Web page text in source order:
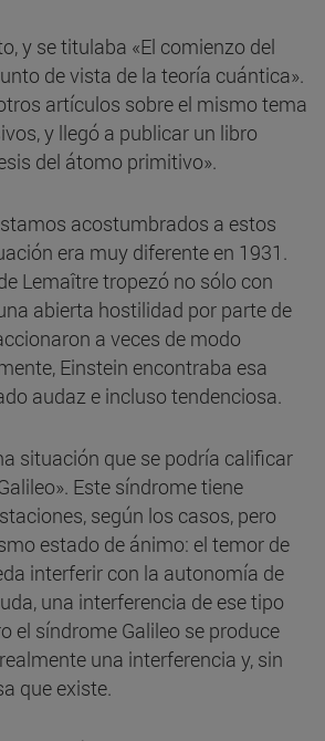
y se titulaba «El comienzo del
de vista de la teoría cuántica».
artículos sobre el mismo tema
y llegó a publicar un libro
del átomo primitivo».
acostumbrados a estos
era muy diferente en 1931.
Lemaître tropezó no sólo con
abierta hostilidad por parte de
a veces de modo
Einstein encontraba esa
audaz e incluso tendenciosa.
situación que se podría calificar
Este síndrome tiene
según los casos, pero
estado de ánimo: el temor de
interferir con la autonomía de
una interferencia de ese tipo
el síndrome Galileo se produce
una interferencia y, sin
que existe.